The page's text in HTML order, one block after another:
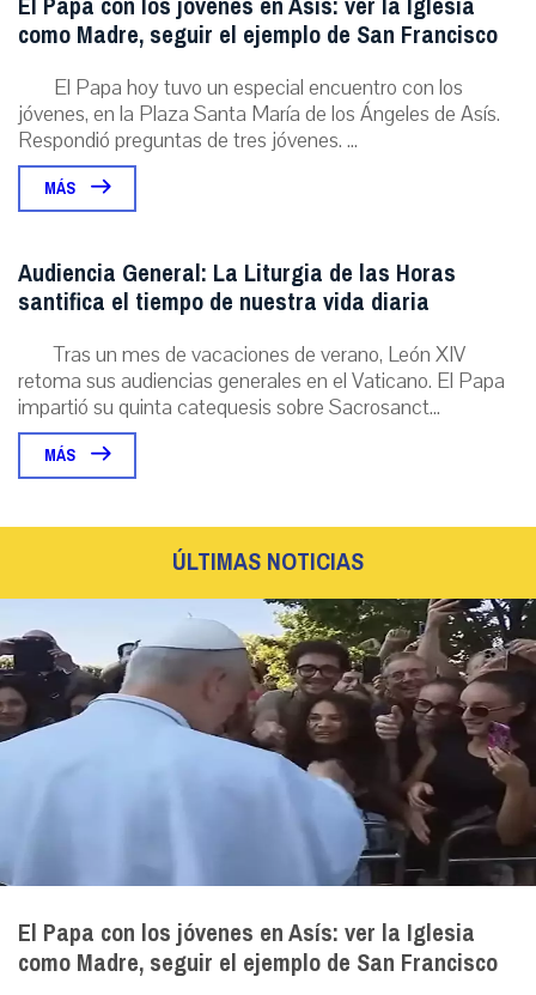
como Madre, seguir el ejemplo de San Francisco
El Papa hoy tuvo un especial encuentro con los
jóvenes, en la Plaza Santa María de los Ángeles de Asís.
Respondió preguntas de tres jóvenes. ...
MÁS
Audiencia General: La Liturgia de las Horas
santifica el tiempo de nuestra vida diaria
Tras un mes de vacaciones de verano, León XIV
retoma sus audiencias generales en el Vaticano. El Papa
impartió su quinta catequesis sobre Sacrosanct...
MÁS
ÚLTIMAS NOTICIAS
El Papa con los jóvenes en Asís: ver la Iglesia
como Madre, seguir el ejemplo de San Francisco